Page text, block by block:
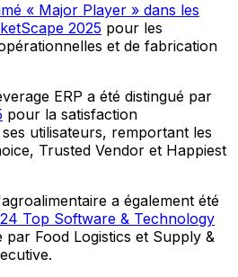
« Major Player » dans les
2025 pour les
et de fabrication
ERP a été distingué par
pour la satisfaction
utilisateurs, remportant les
Trusted Vendor et Happiest
a également été
Top Software & Technology
par Food Logistics et Supply &